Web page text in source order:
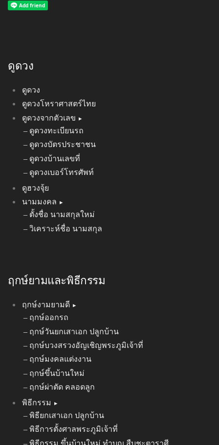
ดูดวง
ดูดวง
ดูดวงโหราศาสตร์ไทย
ดูดวงจากตัวเลข
ดูดวงทะเบียนรถ
ดูดวงบัตรประชาชน
ดูดวงบ้านเลขที่
ดูดวงเบอร์โทรศัพท์
ดูฮวงจุ้ย
นามมงคล
ตั้งชื่อ นามสกุลใหม่
วิเคราะห์ชื่อ นามสกุล
ฤกษ์ยามและพิธีกรรม
ฤกษ์งามยามดี
ฤกษ์ออกรถ
ฤกษ์วันยกเสาเอก ปลูกบ้าน
ฤกษ์บวงสรวงอัญเชิญพระภูมิเจ้าที่
ฤกษ์มงคลแต่งงาน
ฤกษ์ขึ้นบ้านใหม่
ฤกษ์ผ่าตัด คลอดลูก
พิธีกรรม
พิธียกเสาเอก ปลูกบ้าน
พิธีการตั้งศาลพระภูมิเจ้าที่
พิธีกรรม ขึ้นบ้านใหม่ ทำบุญ สืบชะตาราศี